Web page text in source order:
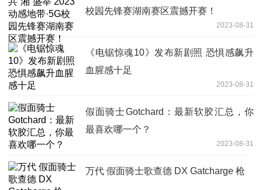
校园先锋赛湖南赛区震撼开赛！
2023-08-31
《电锯惊魂10》发布新剧照 恐惧感飙升
血腥感十足
2023-08-31
假面骑士Gotchard：最新软胶汇总，你
最喜欢哪一个？
2023-08-31
万代 假面骑士歌查德 DX Gatcharge 枪